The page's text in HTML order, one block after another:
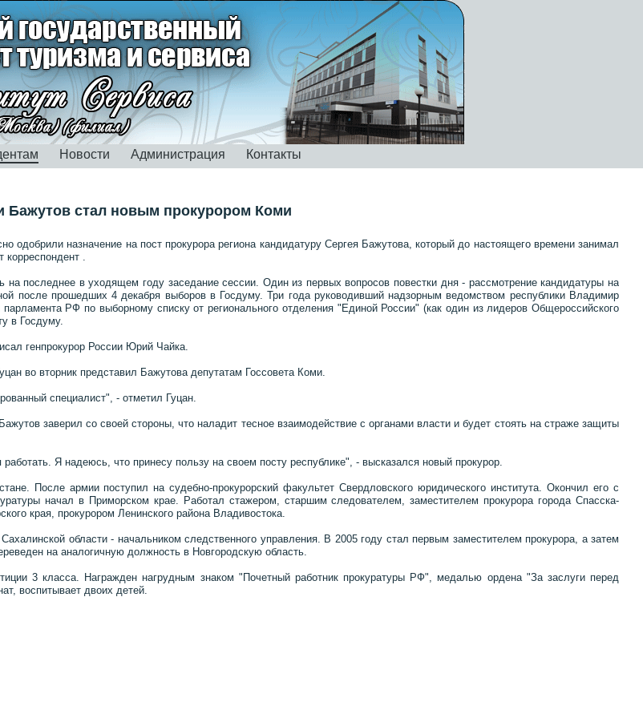
Новости Администрация Контакты
Бажутов стал новым прокурором Коми
одобрили назначение на пост прокурора региона кандидатуру Сергея Бажутова, который до настоящего времени занимал
корреспондент .
на последнее в уходящем году заседание сессии. Один из первых вопросов повестки дня - рассмотрение кандидатуры на
после прошедших 4 декабря выборов в Госдуму. Три года руководивший надзорным ведомством республики Владимир
РФ по выборному списку от регионального отделения "Единой России" (как один из лидеров Общероссийского
в Госдуму.
генпрокурор России Юрий Чайка.
во вторник представил Бажутова депутатам Госсовета Коми.
специалист", - отметил Гуцан.
заверил со своей стороны, что наладит тесное взаимодействие с органами власти и будет стоять на страже защиты
Я надеюсь, что принесу пользу на своем посту республике", - высказался новый прокурор.
После армии поступил на судебно-прокурорский факультет Свердловского юридического института. Окончил его с
начал в Приморском крае. Работал стажером, старшим следователем, заместителем прокурора города Спасска-
края, прокурором Ленинского района Владивостока.
области - начальником следственного управления. В 2005 году стал первым заместителем прокурора, а затем
на аналогичную должность в Новгородскую область.
3 класса. Награжден нагрудным знаком "Почетный работник прокуратуры РФ", медалью ордена "За заслуги перед
воспитывает двоих детей.